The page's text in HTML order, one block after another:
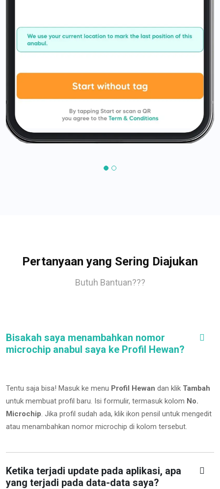
Pertanyaan yang Sering Diajukan
Butuh Bantuan???
Bisakah saya menambahkan nomor
microchip anabul saya ke Profil Hewan?
Tentu saja bisa! Masuk ke menu Profil Hewan dan klik Tambah
untuk membuat profil baru. Isi formulir, termasuk kolom No.
Microchip. Jika profil sudah ada, klik ikon pensil untuk mengedit
atau menambahkan nomor microchip di kolom tersebut.
Ketika terjadi update pada aplikasi, apa
yang terjadi pada data-data saya?